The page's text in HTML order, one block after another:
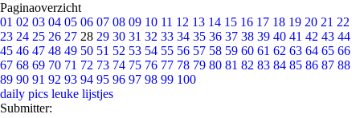
Paginaoverzicht
01 02 03 04 05 06 07 08 09 10 11 12 13 14 15 16 17 18 19 20 21 22
23 24 25 26 27 28 29 30 31 32 33 34 35 36 37 38 39 40 41 42 43 44
45 46 47 48 49 50 51 52 53 54 55 56 57 58 59 60 61 62 63 64 65 66
67 68 69 70 71 72 73 74 75 76 77 78 79 80 81 82 83 84 85 86 87 88
89 90 91 92 93 94 95 96 97 98 99 100
daily pics leuke lijstjes
Submitter: